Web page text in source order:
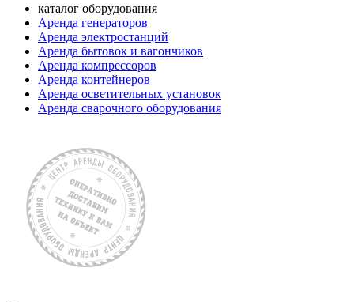
каталог оборудования
Аренда генераторов
Аренда электростанций
Аренда бытовок и вагончиков
Аренда компрессоров
Аренда контейнеров
Аренда осветительных установок
Аренда сварочного оборудования